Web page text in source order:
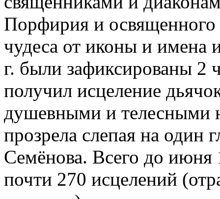
Порфирия и
чудеса от иконы и имена
г. были зафиксированы 2
получил исцеление
душевными и телесными
прозрела слепая на один
Семёнова. Всего до июня
почти 270 исцелений